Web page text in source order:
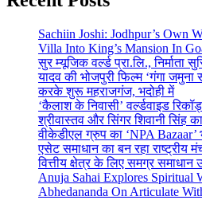
Sachiin Joshi: Jodhpur’s Own
Villa Into King’s Mansion In
सुर म्यूजिक वर्ल्ड प्रा.लि., निर्माता
यादव की भोजपुरी फिल्म ‘गंगा जमुना
करके शुरू महराजगंज, भदोही में
‘कैलाश के निवासी’ वर्ल्डवाइड
श्रीवास्तव और सिंगर शिवानी सिंह
वीकेडीएल ग्रुप का ‘NPA Bazaar’
एसेट समाधान का बन रहा राष्ट्रीय
वित्तीय क्षेत्र के लिए समग्र
Anuja Sahai Explores Spiritual
Abhedananda On Articulate